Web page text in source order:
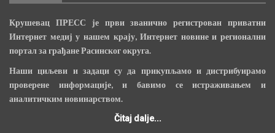
Крушевац ПРЕСС је први званично регистрован приватни
Интернет медиј у нашем крају, Интернет новине и регионални
портал за грађане Расинског округа.
Наши циљеви и задаци су да прикупљамо и дистрибуирамо
проверене информације, и бавимо се истраживањем и
аналитичким новинарством.
Čitaj dalje...